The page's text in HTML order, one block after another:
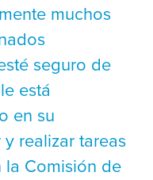
muchos
seguro de
está
en su
realizar tareas
la Comisión de